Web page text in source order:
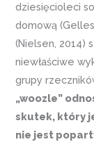
dziesięcioleci
domową
(Nielsen, 2014)
niewłaściwe
grupy
„woozle”
skutek, który
nie jest